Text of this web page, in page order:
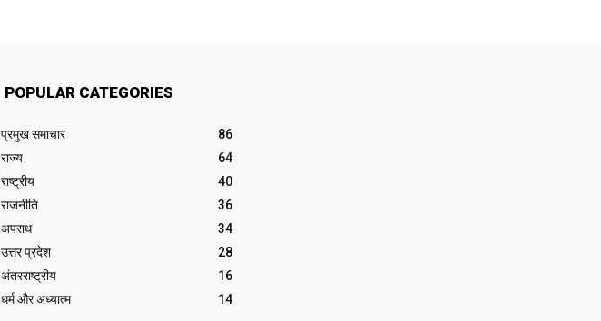
POPULAR CATEGORIES
प्रमुख समाचार‎
86
राज्य
64
राष्ट्रीय
40
राजनीति
36
अपराध
34
उत्तर प्रदेश
28
अंतरराष्ट्रीय
16
धर्म और अध्यात्म
14